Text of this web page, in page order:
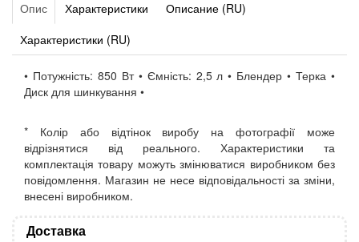
Опис Характеристики
Описание (RU)
Характеристики (RU)
• Потужність: 850 Вт • Ємність: 2,5 л • Блендер • Терка •
Диск для шинкування •
* Колір або відтінок виробу на фотографії може
відрізнятися від реального. Характеристики та
комплектація товару можуть змінюватися виробником без
повідомлення. Магазин не несе відповідальності за зміни,
внесені виробником.
Доставка